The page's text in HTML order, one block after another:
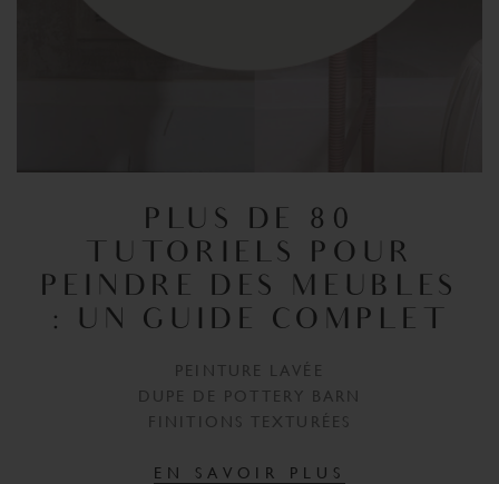
PLUS DE 80
TUTORIELS POUR
PEINDRE DES MEUBLES
: UN GUIDE COMPLET
PEINTURE LAVÉE
DUPE DE POTTERY BARN
FINITIONS TEXTURÉES
EN SAVOIR PLUS